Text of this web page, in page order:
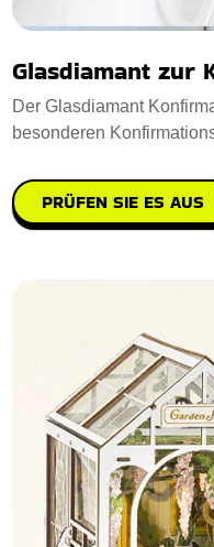
Glasdiamant zur
Der Glasdiamant
besonderen
PRÜFEN SIE ES AUS